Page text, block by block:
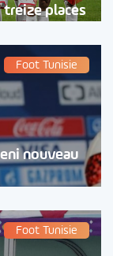
treize places
Foot Tunisie
nouveau
Foot Tunisie